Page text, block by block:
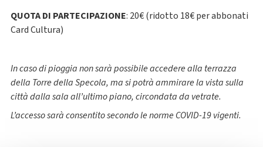
QUOTA DI PARTECIPAZIONE: 20€ (ridotto 18€ per abbonati
Card Cultura)
In caso di pioggia non sarà possibile accedere alla terrazza
della Torre della Specola, ma si potrà ammirare la vista sulla
città dalla sala all’ultimo piano, circondata da vetrate.
L’accesso sarà consentito secondo le norme COVID-19 vigenti.